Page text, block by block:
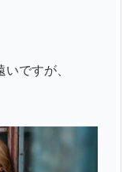
ですが、